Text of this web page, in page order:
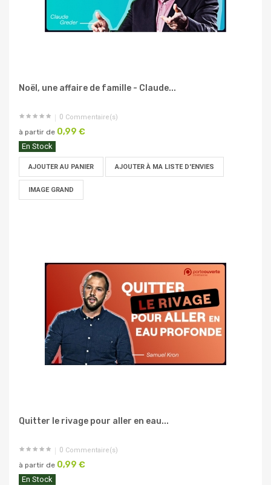
Noël, une affaire de famille - Claude...
0 Commentaire(s)
à partir de 0,99 €
En Stock
AJOUTER AU PANIER AJOUTER À MA LISTE D'ENVIES
IMAGE GRAND
Quitter le rivage pour aller en eau...
0 Commentaire(s)
à partir de 0,99 €
En Stock